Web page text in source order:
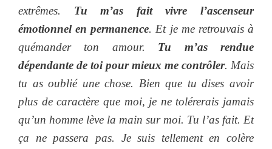
extrêmes. Tu m’as fait vivre l’ascenseur
émotionnel en permanence. Et je me retrouvais à
quémander ton amour. Tu m’as rendue
dépendante de toi pour mieux me contrôler. Mais
tu as oublié une chose. Bien que tu dises avoir
plus de caractère que moi, je ne tolérerais jamais
qu’un homme lève la main sur moi. Tu l’as fait. Et
ça ne passera pas. Je suis tellement en colère